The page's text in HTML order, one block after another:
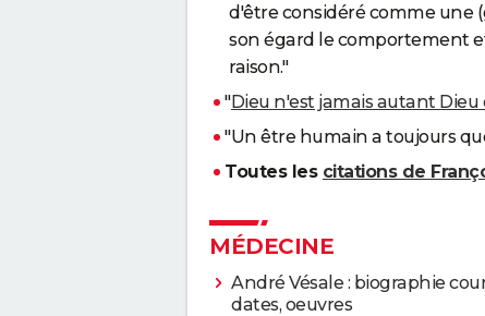
d'être considéré comme une
son égard le comportement
raison."
"Dieu n'est jamais autant
"Un être humain a toujours
Toutes les citations de
MÉDECINE
André Vésale : biographie
dates, oeuvres